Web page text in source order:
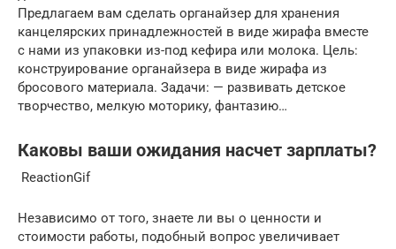
Предлагаем вам сделать органайзер для хранения
канцелярских принадлежностей в виде жирафа вместе
с нами из упаковки из-под кефира или молока. Цель:
конструирование органайзера в виде жирафа из
бросового материала. Задачи: — развивать детское
творчество, мелкую моторику, фантазию…
Каковы ваши ожидания насчет зарплаты?
ReactionGif
Независимо от того, знаете ли вы о ценности и
стоимости работы, подобный вопрос увеличивает